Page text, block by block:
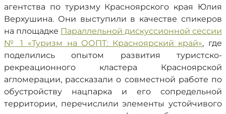
агентства по туризму Красноярского края Юлия
Верхушина. Они выступили в качестве спикеров
на площадке Параллельной дискуссионной сессии
№ 1 «Туризм на ООПТ: Красноярский край», где
поделились опытом развития туристско-
рекреационного кластера Красноярской
агломерации, рассказали о совместной работе по
обустройству нацпарка и его сопредельной
территории, перечислили элементы устойчивого